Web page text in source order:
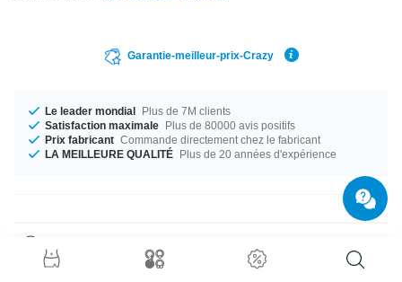
Garantie-meilleur-prix-Crazy
Le leader mondial Plus de 7M clients
Satisfaction maximale Plus de 80000 avis positifs
Prix fabricant Commande directement chez le fabricant
LA MEILLEURE QUALITÉ Plus de 20 années d'expérience
Le parfait compagnon pour toutes les occasions, disponible en diamètre